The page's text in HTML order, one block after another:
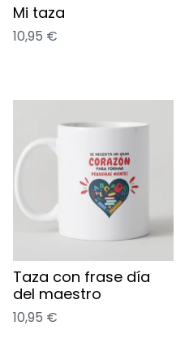
Mi taza
10,95 €
Taza con frase día
del maestro
10,95 €